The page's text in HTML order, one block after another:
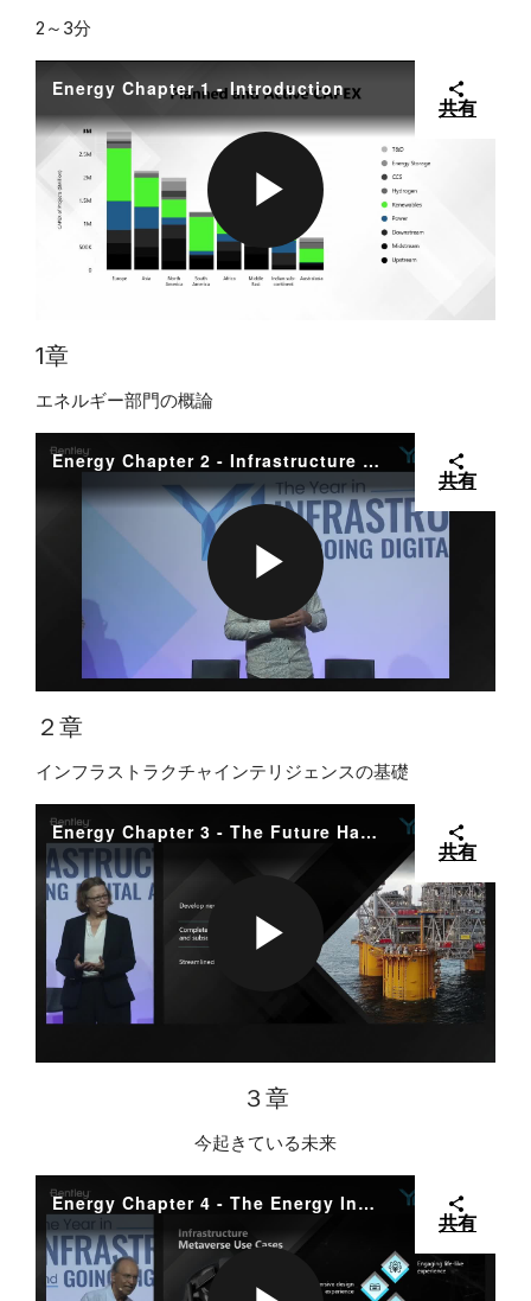
A
Y
I
D
E
O
2～3分
Energy Chapter 1 - Introduction
共有
P
A
Y
V
I
D
E
O
1章
エネルギー部門の概論
Energy Chapter 2 - Infrastructure Intelligence Foundations
共有
P
A
Y
V
I
２章
インフラストラクチャインテリジェンスの基礎
Energy Chapter 3 - The Future Happening Now
共有
P
L
A
３章
今起きている未来
Energy Chapter 4 - The Energy Infrastructure Metaverse
共有